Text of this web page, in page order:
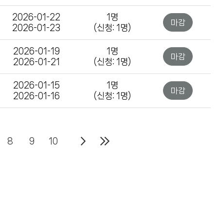
2026-01-22
2026-01-23
1명
(신청: 1명)
마감
2026-01-19
2026-01-21
1명
(신청: 1명)
마감
2026-01-15
2026-01-16
1명
(신청: 1명)
마감
8 9 10